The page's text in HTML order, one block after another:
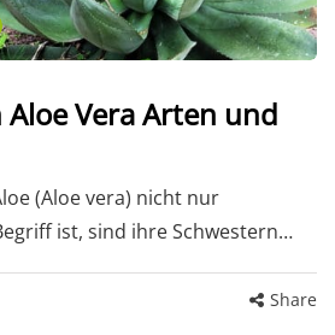
Vera Arten und
(Aloe vera) nicht nur
ist, sind ihre Schwestern…
Share